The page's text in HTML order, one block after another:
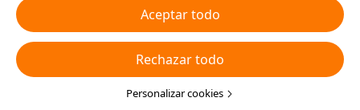
su dispositivo con fines publicitarios. También puede
"Rechazar todas" las cookies no esenciales o elegir qué tipos
de cookies desea aceptar o desactivar haciendo clic en
"Personalizar cookies" a continuación, o en cualquier momento
en su configuración de privacidad. Para obtener más detalles,
Política de cookies y tecnologías similares
Aceptar todo
Rechazar todo
Personalizar cookies